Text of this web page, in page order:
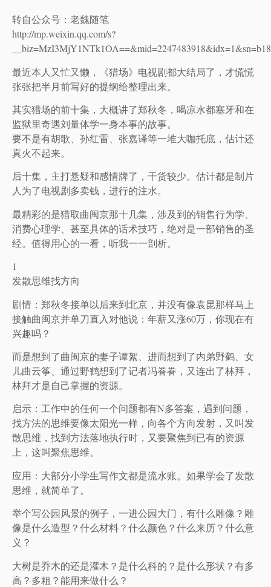
转自公众号：老魏随笔
http://mp.weixin.qq.com/s?
最近本人又忙又懒，《猎场》电视剧都大结局了，才慌慌
张张把半月前写好的提纲给整理出来。
其实猎场的前十集，大概讲了郑秋冬，喝凉水都塞牙和在
监狱里奇遇刘量体学一身本事的故事。
要不是有胡歌、孙红雷、张嘉译等一堆大咖托底，估计还
真火不起来。
后十集，主打悬疑和感情牌了，干货较少。估计都是制片
人为了电视剧多卖钱，进行的注水。
最精彩的是猎取曲闽京那十几集，涉及到的销售行为学、
消费心理学、甚至具体的话术技巧，绝对是一部销售的圣
经。值得用心的一看，听我一一剖析。
1
发散思维找方向
剧情：郑秋冬接单以后来到北京，并没有像袁昆那样马上
接触曲闽京并单刀直入对他说：年薪又涨60万，你现在有
兴趣吗？
而是想到了曲闽京的妻子谭絮、进而想到了内弟野鹤、女
儿曲云筝、通过野鹤想到了记者冯眷眷，又连出了林拜，
林拜才是自己掌握的资源。
启示：工作中的任何一个问题都有N多答案，遇到问题，
找方法的思维要像太阳光一样，向各个方向发射，又叫发
散思维，找到方法落地执行时，又要聚焦到已有的资源
上，这叫聚焦思维。
应用：大部分小学生写作文都是流水账。如果学会了发散
思维，就简单了。
举个写公园风景的例子，一进公园大门，有什么雕像？雕
像是什么造型？什么材料？什么颜色？什么来历？什么意
义？
大树是乔木的还是灌木？是什么科的？是什么形状？有多
高？多粗？能用来做什么？